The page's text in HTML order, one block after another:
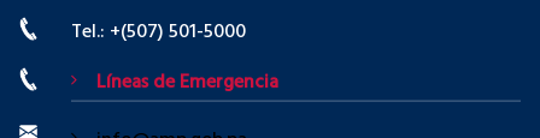
Tel.: +(507) 501-5000
Líneas de Emergencia